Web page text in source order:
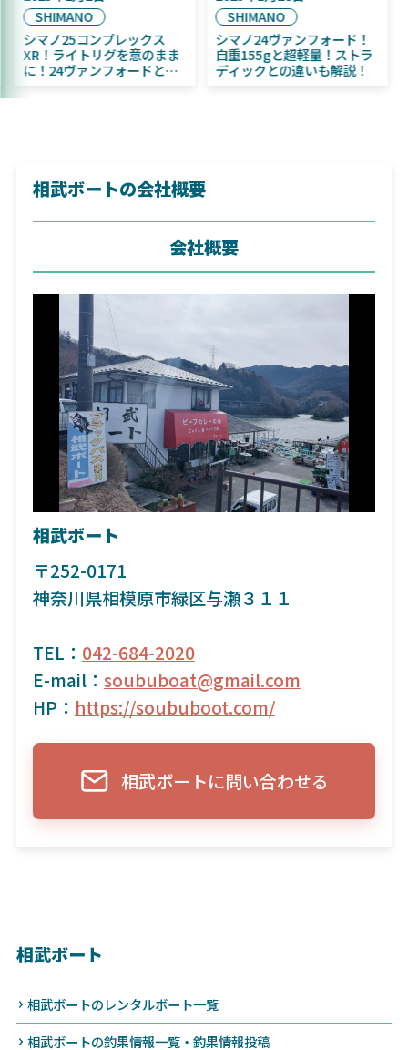
DAIWA
2025年11月発売予定！
DAIWA ふく魚／ちびふく魚
はビッグベイト初心者にお
SHIMANO
シマノ25コンプレックス
XR！ライトリグを意のまま
に！24ヴァンフォードとの
相武ボートの会社概要
会社概要
相武ボート
〒252-0171
神奈川県相模原市緑区与瀬３１１
TEL： 042-684-2020
E-mail： soububoat@gmail.com
HP： https://soububoot.com/
相武ボートに問い合わせる
相武ボート
相武ボートのレンタルボート一覧
相武ボートの釣果情報一覧・釣果情報投稿